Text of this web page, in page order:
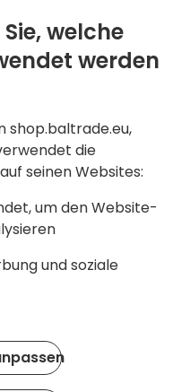
Neuheiten und Aktionen
E-Mail-Adresse
gelesen habe und ihn
die Allgemeinen
Datenschutzrichtlinie
darin angegebenen
welche
werden
shop.baltrade.eu,
die
seinen Websites:
um den Website-
und soziale